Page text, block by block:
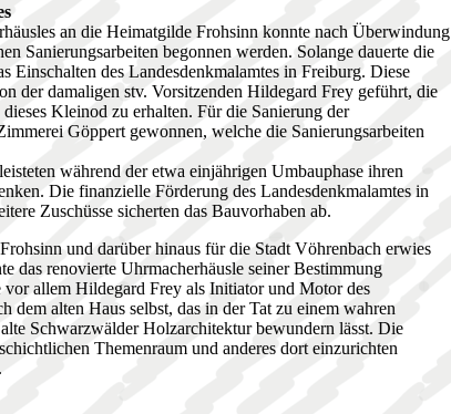
an die Heimatgilde Frohsinn konnte nach Überwindung
Sanierungsarbeiten begonnen werden. Solange dauerte die
Einschalten des Landesdenkmalamtes in Freiburg. Diese
der damaligen stv. Vorsitzenden Hildegard Frey geführt, die
Kleinod zu erhalten. Für die Sanierung der
Göppert gewonnen, welche die Sanierungsarbeiten
während der etwa einjährigen Umbauphase ihren
Die finanzielle Förderung des Landesdenkmalamtes in
Zuschüsse sicherten das Bauvorhaben ab.
und darüber hinaus für die Stadt Vöhrenbach erwies
das renovierte Uhrmacherhäusle seiner Bestimmung
allem Hildegard Frey als Initiator und Motor des
dem alten Haus selbst, das in der Tat zu einem wahren
Schwarzwälder Holzarchitektur bewundern lässt. Die
Themenraum und anderes dort einzurichten